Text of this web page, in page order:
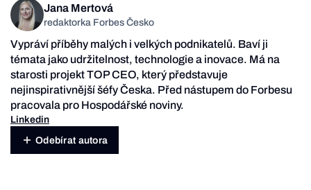
Jana Mertová
redaktorka Forbes Česko
Vypráví příběhy malých i velkých podnikatelů. Baví ji
témata jako udržitelnost, technologie a inovace. Má na
starosti projekt TOP CEO, který představuje
nejinspirativnější šéfy Česka. Před nástupem do Forbesu
pracovala pro Hospodářské noviny.
Linkedin
Odebírat autora